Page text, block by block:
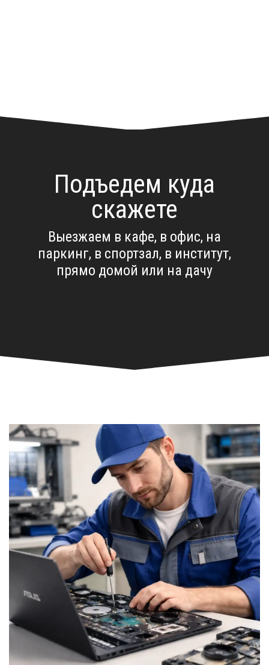
Подъедем куда
скажете
Выезжаем в кафе, в офис, на
паркинг, в спортзал, в институт,
прямо домой или на дачу